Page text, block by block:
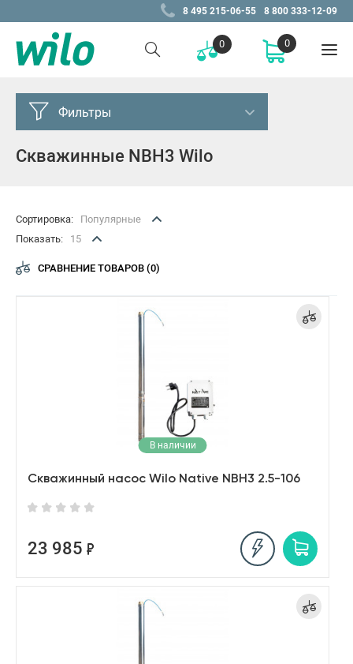
8 495 215-06-55 8 800 333-12-09
0 0
Фильтры
Цена, Р
Скважинные NBH3 Wilo
Сортировка:
Популярные
Показать:
15
СРАВНЕНИЕ ТОВАРОВ (0)
В наличии
Скважинный насос Wilo Native NBH3 2.5-106
23 985